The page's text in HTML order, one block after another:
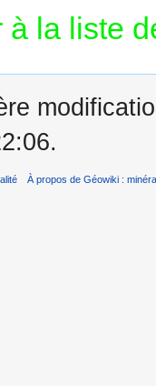
à la liste
À propos de Géowiki :